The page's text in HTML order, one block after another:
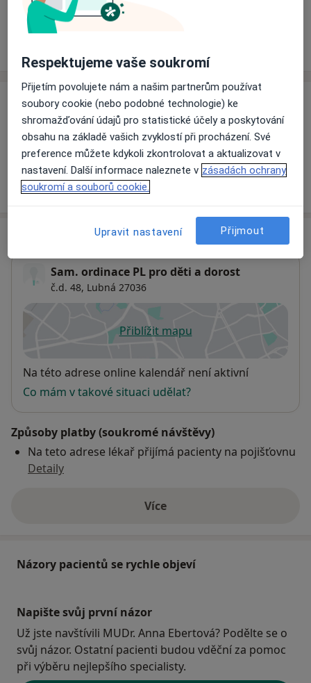
Ceník
Informace o službách a cenách nejsou k dispozici
Tento specialista ještě nepřidával žádné informace o
svých službách.
Sam. ordinace PL pro děti a dorost
č.d. 48, Lubná 27036
Přiblížit mapuse otevře v nové záložce
Dostupnost
Na této adrese online kalendář není aktivní
Co mám v takové situaci udělat?
Způsoby platby (soukromé návštěvy)
Na teto adrese lékař přijímá pacienty na pojišťovnu
Detaily
Víceo adrese
Názory pacientů se rychle objeví
Napište svůj první názor
Už jste navštívili MUDr. Anna Ebertová? Podělte se o
svůj názor. Ostatní pacienti budou vděční za pomoc
při výběru nejlepšího specialisty.
Respektujeme vaše soukromí
Přijetím povolujete nám a našim partnerům používat
soubory cookie (nebo podobné technologie) ke
shromažďování údajů pro statistické účely a poskytování
obsahu na základě vašich zvyklostí při procházení. Své
preference můžete kdykoli zkontrolovat a aktualizovat v
nastavení. Další informace naleznete v zásadách ochrany
soukromí a souborů cookie.
Upravit nastavení Přijmout